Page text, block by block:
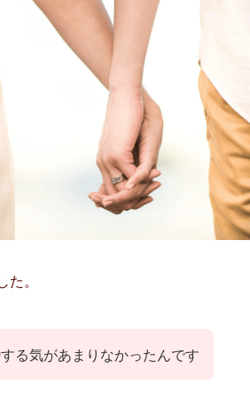
。
る気があまりなかったんです